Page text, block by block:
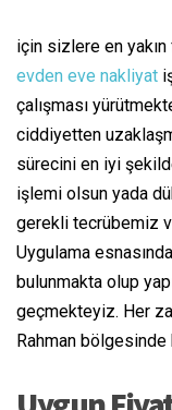
için sizlere en
evden eve nakliyat
çalışması
ciddiyetten
sürecini en iyi
işlemi olsun yada
gerekli tecrübemiz
Uygulama
bulunmakta olup
geçmekteyiz. Her
Rahman